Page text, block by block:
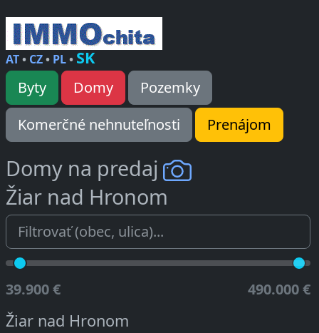
AT• CZ• PL• SK
Byty Domy
Pozemky
Komerčné nehnuteľnosti
Prenájom
Domy na predaj
Žiar nad Hronom
39.900 € 490.000 €
Žiar nad Hronom